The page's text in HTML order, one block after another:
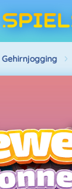
Gehirnjogging